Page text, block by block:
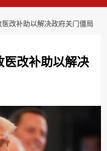
改补助以解决政府关门僵局
医改补助以解决